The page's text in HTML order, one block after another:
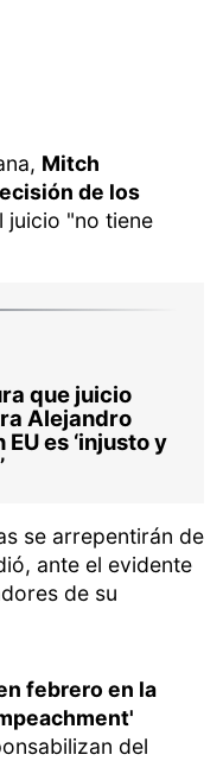
Mitch
de los
juicio "no tiene
que juicio
Alejandro
es ‘injusto y
se arrepentirán de
ante el evidente
de su
febrero en la
del